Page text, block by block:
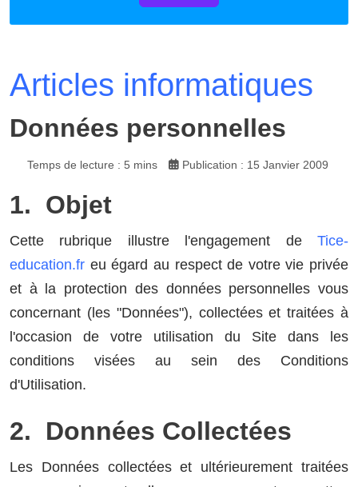
Articles informatiques
Données personnelles
Temps de lecture : 5 mins Publication : 15 Janvier 2009
1. Objet
Cette rubrique illustre l'engagement de Tice-
education.fr eu égard au respect de votre vie privée
et à la protection des données personnelles vous
concernant (les "Données"), collectées et traitées à
l'occasion de votre utilisation du Site dans les
conditions visées au sein des Conditions
d'Utilisation.
2. Données Collectées
Les Données collectées et ultérieurement traitées